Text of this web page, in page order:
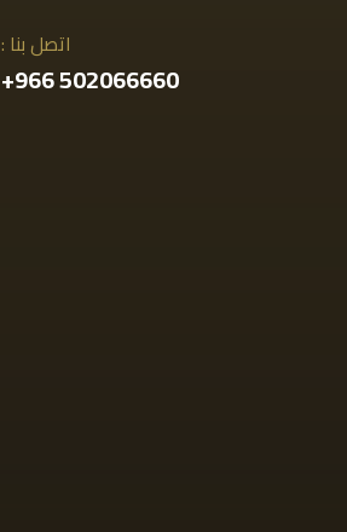
اتصل بنا :
502066660 966+